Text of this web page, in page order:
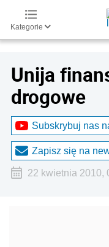
Kategorie
Unija
drogowe
Subskrybuj nas
Zapisz się na
22 kwietnia 2010,